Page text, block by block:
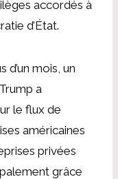
accordés à
d’État.
mois, un
a
le flux de
américaines
privées
grâce